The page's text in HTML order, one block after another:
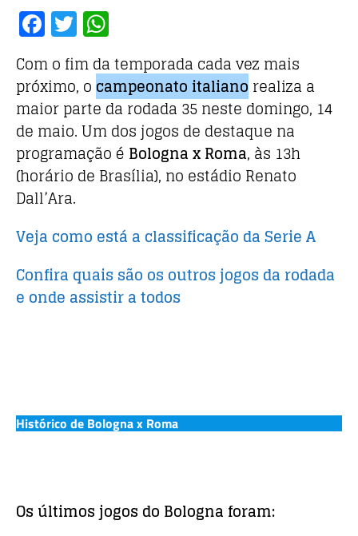
F
a
c
e
b
o
o
k
T
w
it
te
r
h
at
s
A
p
p
Com o fim da temporada cada vez mais
próximo, o campeonato italiano realiza a
maior parte da rodada 35 neste domingo, 14
de maio. Um dos jogos de destaque na
programação é Bologna xRoma, às 13h
(horário de Brasília), no estádio Renato
Dall’Ara.
Veja como está a classificação da Serie A
Confira quais são os outros jogos da rodada
e onde assistir a todos
Histórico de Bologna x Roma
Os últimos jogos do Bologna foram: